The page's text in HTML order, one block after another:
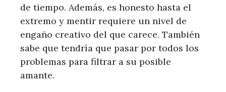
de tiempo. Además, es honesto hasta el
extremo y mentir requiere un nivel de
engaño creativo del que carece. También
sabe que tendría que pasar por todos los
problemas para filtrar a su posible
amante.